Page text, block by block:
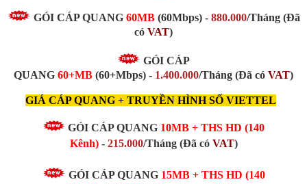
GÓI CÁP QUANG 60MB (60Mbps) - 880.000/Tháng (Đã
có VAT)
GÓI CÁP
QUANG 60+MB (60+Mbps) - 1.400.000/Tháng (Đã có VAT)
GIÁ CÁP QUANG + TRUYỀN HÌNH SỐ VIETTEL
GÓI CÁP QUANG 10MB + THS HD (140
Kênh)- 215.000/Tháng (Đã có VAT)
GÓI CÁP QUANG 15MB + THS HD (140